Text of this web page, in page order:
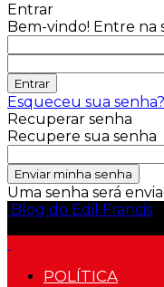
Entrar
Bem-vindo! Entre na
Esqueceu sua
Recuperar senha
Recupere sua senha
Uma senha será
Blog do Edil Francis
POLÍTICA